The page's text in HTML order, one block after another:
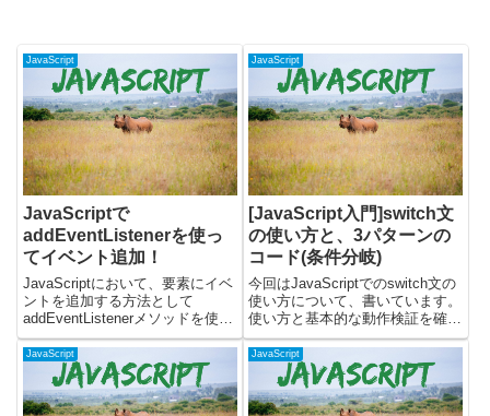
JavaScript
JavaScriptで
addEventListenerを使っ
てイベント追加！
JavaScriptにおいて、要素にイベ
ントを追加する方法として
addEventListenerメソッドを使う
方法があります。この記事では、
addEventListenerメソッドを使用
してイベントを追加する方法につ
いて解説します。この方法...
JavaScript
[JavaScript入門]switch文
の使い方と、3パターンの
コード(条件分岐)
今回はJavaScriptでのswitch文の
使い方について、書いています。
使い方と基本的な動作検証を確認
した後に、3パターンのサンプル
コードを書いています。
JavaScript入門シリーズの前回
は、JavaScriptの配列について書
きま...
JavaScript JavaScript